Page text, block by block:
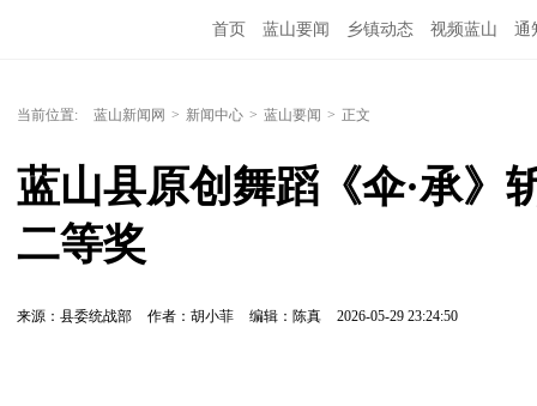
首页 蓝山要闻 乡镇动态 视频蓝山 通
当前位置: 蓝山新闻网 > 新闻中心 > 蓝山要闻 > 正文
蓝山县原创舞蹈《伞·承》
二等奖
来源：县委统战部 作者：胡小菲 编辑：陈真 2026-05-29 23:24:50